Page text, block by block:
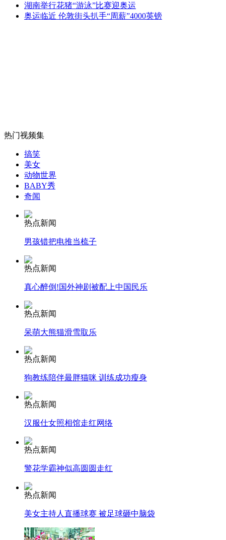
女孩北京地铁殴打老人 痛下狠手拳打脚踢
无痛分娩是否安全 医生回应
外交部：反对强权政治霸凌主义
安徽一实载49人客车翻车
消防员救轻生者 花炮节热闹非凡 减压"枕头大战"
司机酒驾遇交警 急速倒车逃窜
湖南举行花猪“游泳”比赛迎奥运
奥运临近 伦敦街头扒手“周薪”4000英镑
热门视频集
搞笑
美女
动物世界
BABY秀
奇闻
热点新闻
男孩错把电推当梳子
热点新闻
真心醉倒!国外神剧被配上中国民乐
热点新闻
呆萌大熊猫滑雪取乐
热点新闻
狗教练陪伴最胖猫咪 训练成功瘦身
热点新闻
汉服仕女照相馆走红网络
热点新闻
警花学霸神似高圆圆走红
热点新闻
美女主持人直播球赛 被足球砸中脑袋